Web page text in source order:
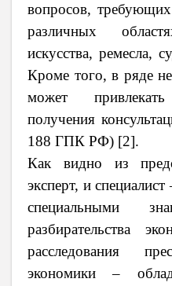
вопросов,
различных
искусства, ремесла,
Кроме того, в ряде
может
получения
188 ГПК РФ) [2].
Как видно из
эксперт, и
специальными
разбирательства
расследования
экономики –